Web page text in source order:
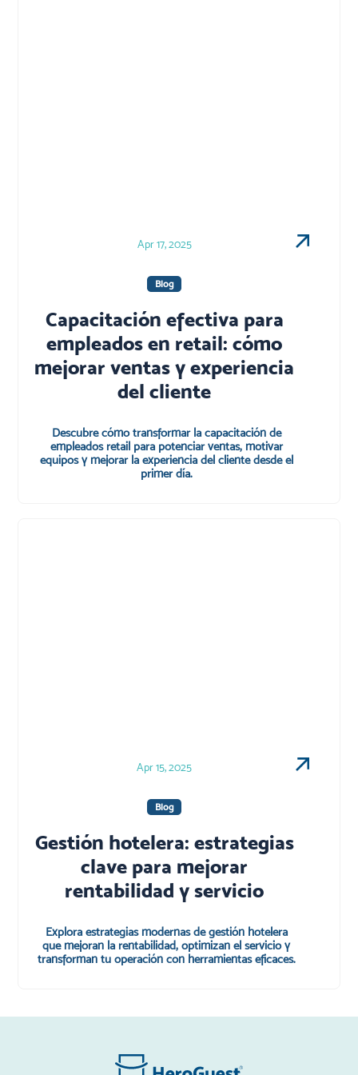
Apr 17, 2025
Blog
Capacitación efectiva para
empleados en retail: cómo
mejorar ventas y experiencia
del cliente
Descubre cómo transformar la capacitación de
empleados retail para potenciar ventas, motivar
equipos y mejorar la experiencia del cliente desde el
primer día.
Apr 15, 2025
Blog
Gestión hotelera: estrategias
clave para mejorar
rentabilidad y servicio
Explora estrategias modernas de gestión hotelera
que mejoran la rentabilidad, optimizan el servicio y
transforman tu operación con herramientas eficaces.